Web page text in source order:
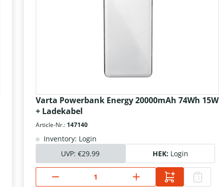
Varta Powerbank Energy 20000mAh 74Wh 15W
+ Ladekabel
Article-Nr.: 147140
Inventory: Login
UVP:€29.99 HEK: Login